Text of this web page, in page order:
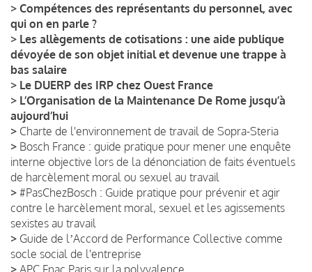
> Compétences des représentants du personnel, avec
qui on en parle ?
> Les allègements de cotisations : une aide publique
dévoyée de son objet initial et devenue une trappe à
bas salaire
> Le DUERP des IRP chez Ouest France
> L’Organisation de la Maintenance De Rome jusqu’à
aujourd’hui
> Charte de l'environnement de travail de Sopra-Steria
> Bosch France : guide pratique pour mener une enquête
interne objective lors de la dénonciation de faits éventuels
de harcèlement moral ou sexuel au travail
> #PasChezBosch : Guide pratique pour prévenir et agir
contre le harcèlement moral, sexuel et les agissements
sexistes au travail
> Guide de lʼAccord de Performance Collective comme
socle social de l'entreprise
> APC Fnac Paris sur la polyvalence